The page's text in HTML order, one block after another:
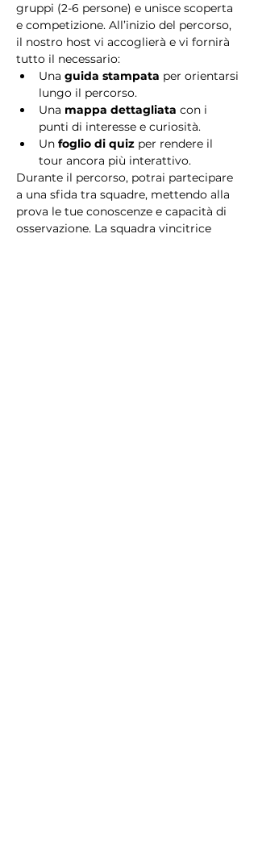
gruppi (2-6 persone) e unisce scoperta
e competizione. All’inizio del percorso,
il nostro host vi accoglierà e vi fornirà
tutto il necessario:
Una guida stampata per orientarsi
lungo il percorso.
Una mappa dettagliata con i
punti di interesse e curiosità.
Un foglio di quiz per rendere il
tour ancora più interattivo.
Durante il percorso, potrai partecipare
a una sfida tra squadre, mettendo alla
prova le tue conoscenze e capacità di
osservazione. La squadra vincitrice